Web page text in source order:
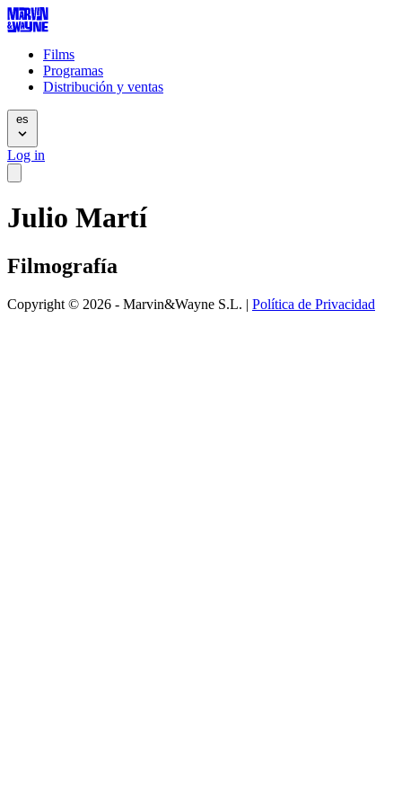
Films
Programas
Distribución y ventas
es
Log in
Julio Martí
Filmografía
Copyright © 2026 - Marvin&Wayne S.L. | Política de Privacidad